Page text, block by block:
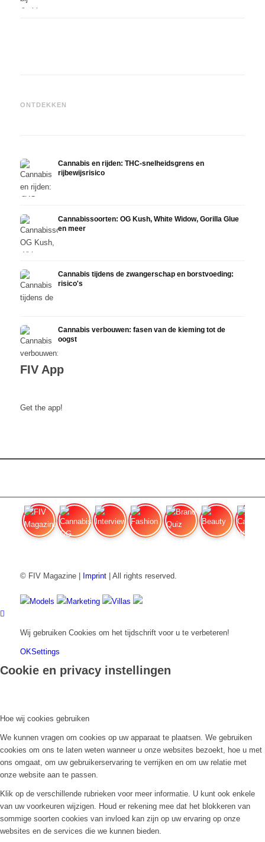
ONTDEKKEN
zelfmedicatie en wat studies
Cannabis en rijden: THC-snelheidsgrens en
rijbewijsrisico
Cannabissoorten: OG Kush, White Widow, Gorilla Glue
en meer
Cannabis tijdens de zwangerschap en borstvoeding:
risico's
Cannabis verbouwen: fasen van de kieming tot de
oogst
FIV App
Get the app!
© FIV Magazine | Imprint| All rights reserved.
Models Marketing Villas
Wij gebruiken Cookies om het tijdschrift voor u te verbeteren!
OKSettings
Cookie en privacy instellingen
Hoe wij cookies gebruiken
We kunnen vragen om cookies op uw apparaat te plaatsen. We gebruiken
cookies om ons te laten weten wanneer u onze websites bezoekt, hoe u met
ons omgaat, om uw gebruikerservaring te verrijken en om uw relatie met
onze website aan te passen.
Klik op de verschillende rubrieken voor meer informatie. U kunt ook enkele
van uw voorkeuren wijzigen. Houd er rekening mee dat het blokkeren van
sommige soorten cookies van invloed kan zijn op uw ervaring op onze
websites en de services die we kunnen bieden.